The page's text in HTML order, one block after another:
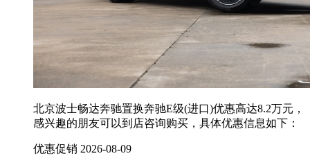
北京波士畅达奔驰置换奔驰E级(进口)优惠高达8.2万元，
感兴趣的朋友可以到店咨询购买，具体优惠信息如下：
优惠促销 2026-08-09